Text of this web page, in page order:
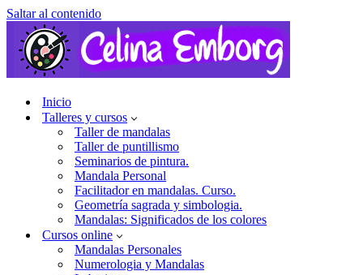
Saltar al contenido
Inicio
Talleres y cursos
Taller de mandalas
Taller de puntillismo
Seminarios de pintura.
Mandala Personal
Facilitador en mandalas. Curso.
Geometría sagrada y simbologia.
Mandalas: Significados de los colores
Cursos online
Mandalas Personales
Numerologia y Mandalas